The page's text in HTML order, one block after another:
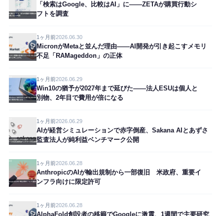
「検索はGoogle、比較はAI」に——ZETAが購買行動シ
フトを調査
1ヶ月前2026.06.30
MicronがMetaと並んだ理由——AI開発が引き起こすメモリ
不足「RAMageddon」の正体
1ヶ月前2026.06.29
Win10の猶予が2027年まで延びた——法人ESUは個人と
別物、2年目で費用が倍になる
1ヶ月前2026.06.29
AIが経営シミュレーションで赤字倒産、Sakana AIとあずさ
監査法人が純利益ベンチマーク公開
1ヶ月前2026.06.28
AnthropicのAIが輸出規制から一部復旧 米政府、重要イ
ンフラ向けに限定許可
1ヶ月前2026.06.28
AlphaFold創設者の移籍でGoogleに激震、1週間で主要研究